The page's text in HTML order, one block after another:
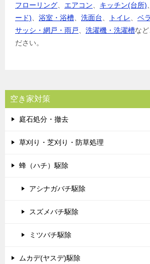
フローリング エアコン キッチン(台所)
ード)
浴室・浴槽 洗面台 トイレ ベ
サッシ・網戸・雨戸
洗濯機・洗濯槽な
ださい。
空き家対策
庭石処分・撤去
草刈り・芝刈り・防草処理
蜂（ハチ）駆除
アシナガバチ駆除
スズメバチ駆除
ミツバチ駆除
ムカデ(ヤスデ)駆除